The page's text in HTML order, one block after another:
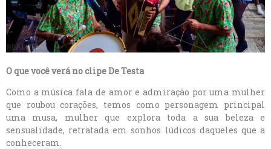
O que você verá no clipe De Testa
Como a música fala de amor e admiração por uma mulher
que roubou corações, temos como personagem principal
uma musa, mulher que explora toda a sua beleza e
sensualidade, retratada em sonhos lúdicos daqueles que a
conheceram.